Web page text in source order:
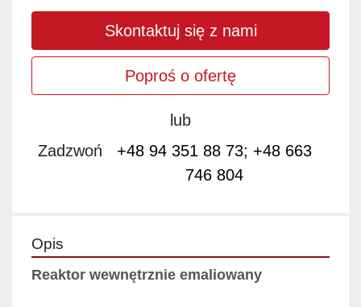
Skontaktuj się z nami
Poproś o ofertę
lub
Zadzwoń
+48 94 351 88 73; +48 663
746 804
Opis
Reaktor wewnętrznie emaliowany